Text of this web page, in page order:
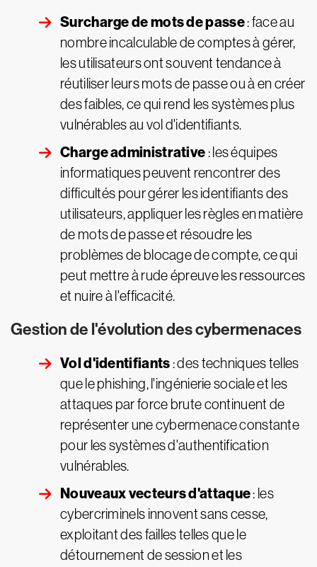
Surcharge de mots de passe: face au
nombre incalculable de comptes à gérer,
les utilisateurs ont souvent tendance à
réutiliser leurs mots de passe ou à en créer
des faibles, ce qui rend les systèmes plus
vulnérables au vol d'identifiants.
Charge administrative : les équipes
informatiques peuvent rencontrer des
difficultés pour gérer les identifiants des
utilisateurs, appliquer les règles en matière
de mots de passe et résoudre les
problèmes de blocage de compte, ce qui
peut mettre à rude épreuve les ressources
et nuire à l'efficacité.
Gestion de l'évolution des cybermenaces
Vol d'identifiants : des techniques telles
que le phishing, l'ingénierie sociale et les
attaques par force brute continuent de
représenter une cybermenace constante
pour les systèmes d'authentification
vulnérables.
Nouveaux vecteurs d'attaque: les
cybercriminels innovent sans cesse,
exploitant des failles telles que le
détournement de session et les